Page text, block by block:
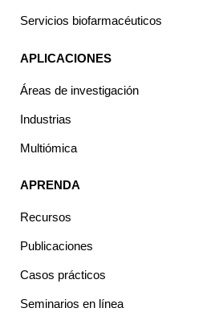
Servicios biofarmacéuticos
APLICACIONES
Áreas de investigación
Industrias
Multiómica
APRENDA
Recursos
Publicaciones
Casos prácticos
Seminarios en línea